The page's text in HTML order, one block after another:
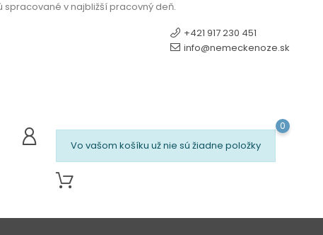
spracované v najbližší pracovný deň.
+421 917 230 451
info@nemeckenoze.sk
Vo vašom košíku už nie sú žiadne položky
0